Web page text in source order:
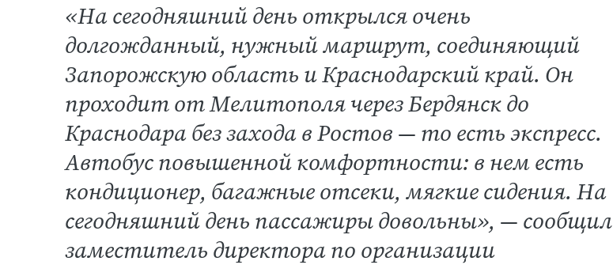
«На сегодняшний день открылся очень
долгожданный, нужный маршрут, соединяющий
Запорожскую область и Краснодарский край. Он
проходит от Мелитополя через Бердянск до
Краснодара без захода в Ростов — то есть экспресс.
Автобус повышенной комфортности: в нем есть
кондиционер, багажные отсеки, мягкие сидения. На
сегодняшний день пассажиры довольны», — сообщил
заместитель директора по организации